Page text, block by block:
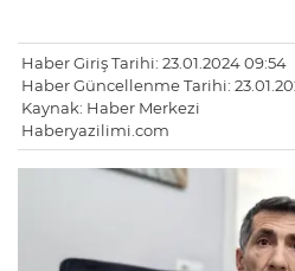
Haber Giriş Tarihi: 23.01.2024 09:54
Haber Güncellenme Tarihi:
Kaynak: Haber Merkezi
Haberyazilimi.com